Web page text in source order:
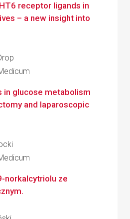
receptor ligands in
– a new insight into
in glucose metabolism
and laparoscopic
norkalcytriolu ze